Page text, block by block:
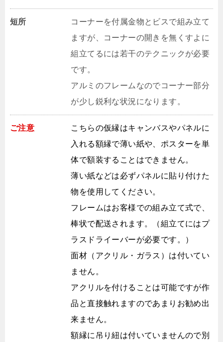
短所
コーナーを付属金物とビスで組み立て
ますが、コーナーの開きを無くすよに
組立てるには若干のテクニックが必要
です。
アルミのフレームなのでコーナー部分
が少し鋭利な状況になります。
ご注意
こちらの仮縁はキャンバスやパネルに
入れる額縁で薄い紙や、ポスターを単
体で額装することはできません。
薄い紙などは必ずパネルに貼り付けた
物を使用してください。
フレームはお客様での組み立て式で、
棒状で配送されます。（組立てにはプ
ラスドライーバーが必要です。）
面材（アクリル・ガラス）は付いてい
ません。
アクリルを付けることは可能ですが作
品と直接触れますのであまりお勧め出
来ません。
額縁に吊り紐は付いていませんので別